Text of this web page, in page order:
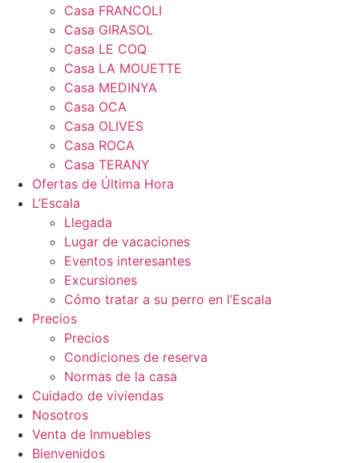
Casa FRANCOLI
Casa GIRASOL
Casa LE COQ
Casa LA MOUETTE
Casa MEDINYA
Casa OCA
Casa OLIVES
Casa ROCA
Casa TERANY
Ofertas de Última Hora
L’Escala
Llegada
Lugar de vacaciones
Eventos interesantes
Excursiones
Cómo tratar a su perro en l’Escala
Precios
Precios
Condiciones de reserva
Normas de la casa
Cuidado de viviendas
Nosotros
Venta de Inmuebles
Bienvenidos